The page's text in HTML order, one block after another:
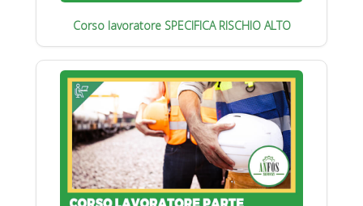
Corso lavoratore SPECIFICA RISCHIO ALTO